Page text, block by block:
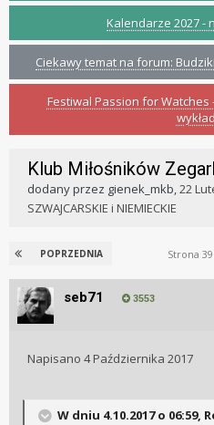
Kalendarze 2027 -
Ciekawy temat na forum:
Festiwal Passion for Watches
Klub Miłośników
dodany przez gienek_mkb,22
SZWAJCARSKIE i NIEMIECKIE
POPRZEDNIA Strona
seb71 3553
Napisano 4 Października 2017
W dniu 4.10.2017 o 06:59,